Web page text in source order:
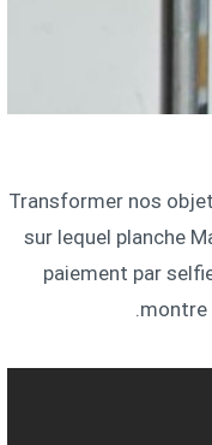
Transformer nos
sur lequel planche
paiement par
montre